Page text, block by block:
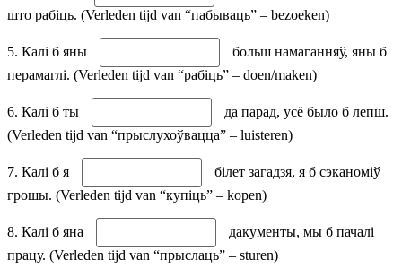
што рабіць. (Verleden tijd van “пабываць” – bezoeken)
5. Калі б яны
больш намаганняў, яны б
перамаглі. (Verleden tijd van “рабіць” – doen/maken)
6. Калі б ты
да парад, усё было б лепш.
(Verleden tijd van “прыслухоўвацца” – luisteren)
7. Калі б я
білет загадзя, я б сэканоміў
грошы. (Verleden tijd van “купіць” – kopen)
8. Калі б яна
дакументы, мы б пачалі
працу. (Verleden tijd van “прыслаць” – sturen)